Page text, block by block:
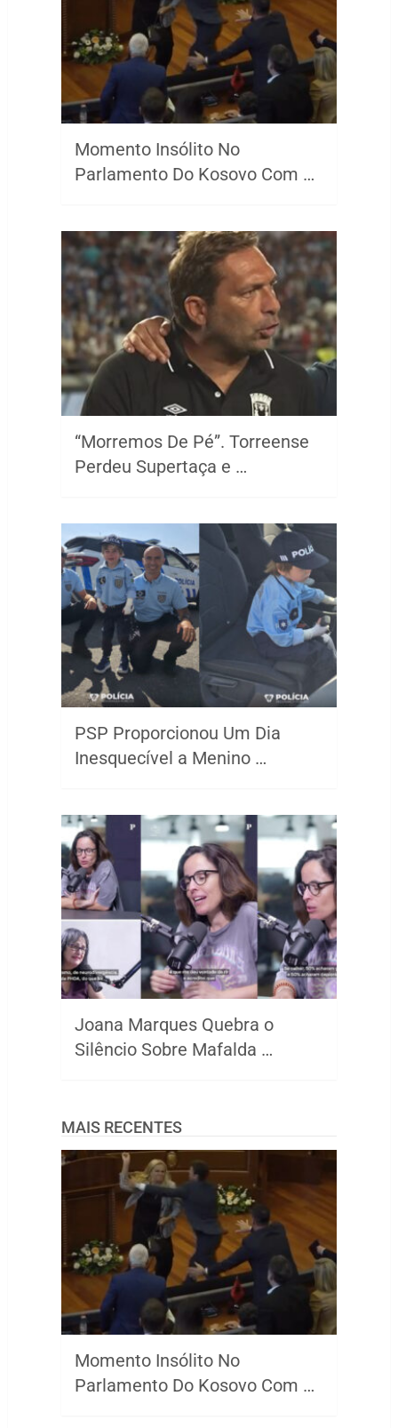
Momento Insólito No
Parlamento Do Kosovo Com …
“Morremos De Pé”. Torreense
Perdeu Supertaça e …
PSP Proporcionou Um Dia
Inesquecível a Menino …
Joana Marques Quebra o
Silêncio Sobre Mafalda …
MAIS RECENTES
Momento Insólito No
Parlamento Do Kosovo Com …